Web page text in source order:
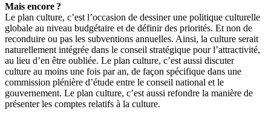
Mais encore ?
Le plan culture, c’est l’occasion de dessiner une politique culturelle
globale au niveau budgétaire et de définir des priorités. Et non de
reconduire ou pas les subventions annuelles. Ainsi, la culture serait
naturellement intégrée dans le conseil stratégique pour l’attractivité,
au lieu d’en être oubliée. Le plan culture, c’est aussi discuter
culture au moins une fois par an, de façon spécifique dans une
commission plénière d’étude entre le conseil national et le
gouvernement. Le plan culture, c’est aussi refondre la manière de
présenter les comptes relatifs à la culture.